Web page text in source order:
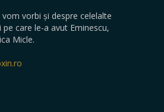
vorbi și despre celelalte
care le-a avut Eminescu,
Micle.